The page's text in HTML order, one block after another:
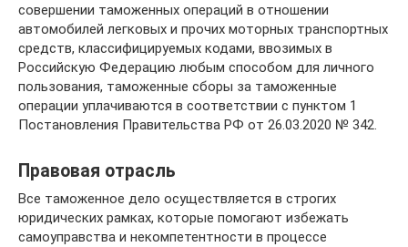
совершении таможенных операций в отношении
автомобилей легковых и прочих моторных транспортных
средств, классифицируемых кодами, ввозимых в
Российскую Федерацию любым способом для личного
пользования, таможенные сборы за таможенные
операции уплачиваются в соответствии с пунктом 1
Постановления Правительства РФ от 26.03.2020 № 342.
Правовая отрасль
Все таможенное дело осуществляется в строгих
юридических рамках, которые помогают избежать
самоуправства и некомпетентности в процессе